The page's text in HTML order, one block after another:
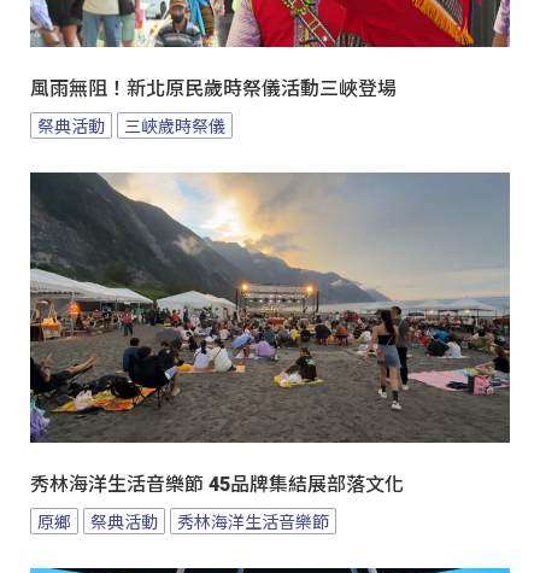
風雨無阻！新北原民歲時祭儀活動三峽登場
祭典活動 三峽歲時祭儀
秀林海洋生活音樂節 45品牌集結展部落文化
原鄉 祭典活動 秀林海洋生活音樂節